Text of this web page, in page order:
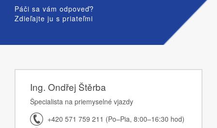
Páči sa vám odpoveď?
Zdieľajte ju s priateľmi
Ing. Ondřej Štěrba
Špecialista na priemyselné vjazdy
+420 571 759 211 (Po–Pia, 8:00–16:30 hod)